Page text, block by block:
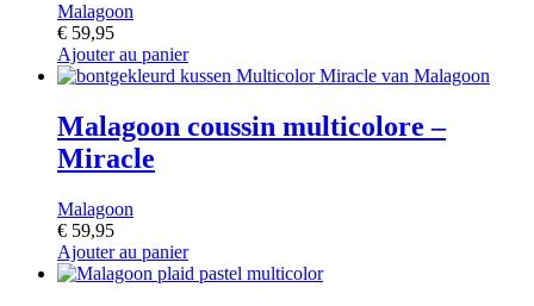
Malagoon
€ 59,95
Ajouter au panier
Malagoon coussin multicolore –
Miracle
Malagoon
€ 59,95
Ajouter au panier